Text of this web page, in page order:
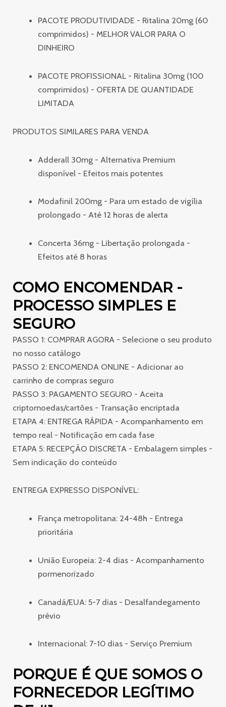
PACOTE PRODUTIVIDADE - Ritalina 20mg (60
comprimidos) - MELHOR VALOR PARA O
DINHEIRO
PACOTE PROFISSIONAL - Ritalina 30mg (100
comprimidos) - OFERTA DE QUANTIDADE
LIMITADA
PRODUTOS SIMILARES PARA VENDA
Adderall 30mg - Alternativa Premium
disponível - Efeitos mais potentes
Modafinil 200mg - Para um estado de vigília
prolongado - Até 12 horas de alerta
Concerta 36mg - Libertação prolongada -
Efeitos até 8 horas
COMO ENCOMENDAR -
PROCESSO SIMPLES E
SEGURO
PASSO 1: COMPRAR AGORA - Selecione o seu produto
no nosso catálogo
PASSO 2: ENCOMENDA ONLINE - Adicionar ao
carrinho de compras seguro
PASSO 3: PAGAMENTO SEGURO - Aceita
criptomoedas/cartões - Transação encriptada
ETAPA 4: ENTREGA RÁPIDA - Acompanhamento em
tempo real - Notificação em cada fase
ETAPA 5: RECEPÇÃO DISCRETA - Embalagem simples -
Sem indicação do conteúdo
ENTREGA EXPRESSO DISPONÍVEL:
França metropolitana: 24-48h - Entrega
prioritária
União Europeia: 2-4 dias - Acompanhamento
pormenorizado
Canadá/EUA: 5-7 dias - Desalfandegamento
prévio
Internacional: 7-10 dias - Serviço Premium
PORQUE É QUE SOMOS O
FORNECEDOR LEGÍTIMO